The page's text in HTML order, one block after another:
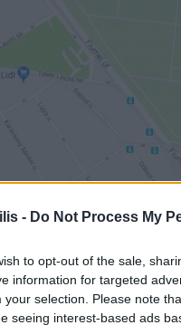
- Do Not Process My
to opt-out of the sale,
information for targeted
your selection. Please note
seeing interest-based ads